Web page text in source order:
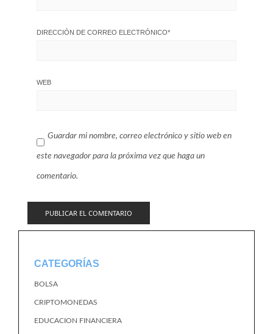
DIRECCIÓN DE CORREO ELECTRÓNICO*
WEB
Guardar mi nombre, correo electrónico y sitio web en
este navegador para la próxima vez que haga un
comentario.
CATEGORÍAS
BOLSA
CRIPTOMONEDAS
EDUCACION FINANCIERA